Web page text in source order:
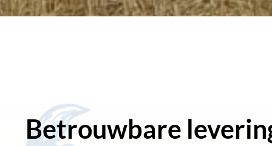
Betrouwbare